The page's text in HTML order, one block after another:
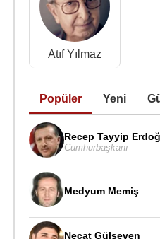
Atıf Yılmaz
Popüler Yeni
Recep Tayyip
Cumhurbaşkanı
Medyum Memiş
Necat Gülseven